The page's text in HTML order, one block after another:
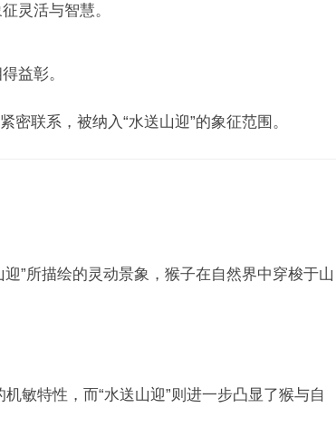
灵活与智慧。
益彰。
联系，被纳入“水送山迎”的象征范围。
”所描绘的灵动景象，猴子在自然界中穿梭于山
敏特性，而“水送山迎”则进一步凸显了猴与自